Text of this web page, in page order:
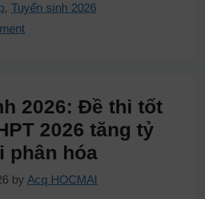
,Tuyển sinh 2026
2026: Đề thi tốt
2026 tăng tỷ
phân hóa
by Acq HOCMAI